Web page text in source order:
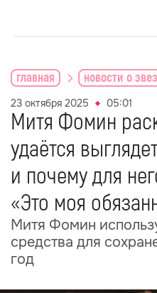
главная новости о
23 октября 2025 05:01
Митя Фомин
удаётся
и почему для
«Это моя
Митя Фомин
средства для
год